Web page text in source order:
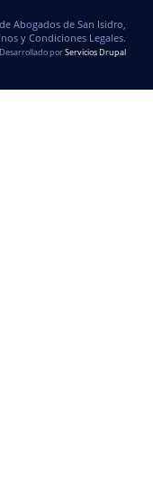
Abogados de San Isidro,
y Condiciones Legales.
Desarrollado porServicios Drupal